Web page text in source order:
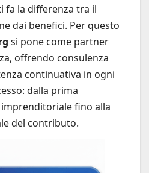
fa la differenza tra il
dai benefici. Per questo
si pone come partner
offrendo consulenza
continuativa in ogni
dalla prima
imprenditoriale fino alla
del contributo.